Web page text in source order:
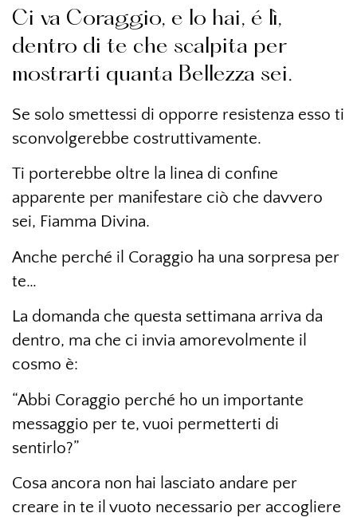
Ci va Coraggio, e lo hai, é lì,
dentro di te che scalpita per
mostrarti quanta Bellezza sei.
Se solo smettessi di opporre resistenza esso ti
sconvolgerebbe costruttivamente.
Ti porterebbe oltre la linea di confine
apparente per manifestare ciò che davvero
sei, Fiamma Divina.
Anche perché il Coraggio ha una sorpresa per
te…
La domanda che questa settimana arriva da
dentro, ma che ci invia amorevolmente il
cosmo è:
“Abbi Coraggio perché ho un importante
messaggio per te, vuoi permetterti di
sentirlo?”
Cosa ancora non hai lasciato andare per
creare in te il vuoto necessario per accogliere